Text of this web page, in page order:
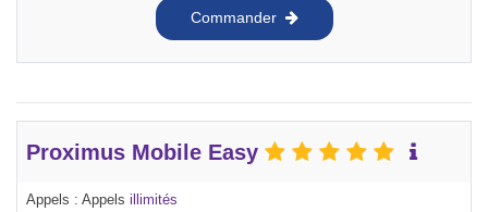
Commander
Proximus Mobile Easy
Appels : Appels illimités